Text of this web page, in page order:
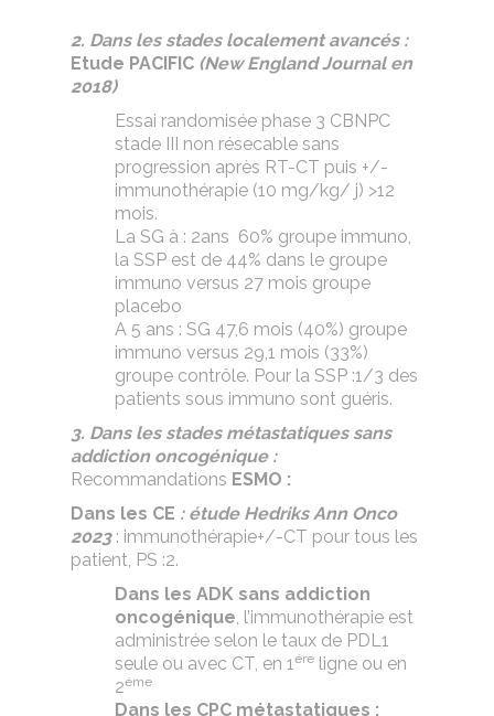
2. Dans les stades localement avancés :
Etude PACIFIC (New England Journal en
2018)
Essai randomisée phase 3 CBNPC
stade III non résecable sans
progression après RT-CT puis +/-
immunothérapie (10 mg/kg/ j) >12
mois.
La SG à : 2ans 60% groupe immuno,
la SSP est de 44% dans le groupe
immuno versus 27 mois groupe
placebo
A 5 ans : SG 47,6 mois (40%) groupe
immuno versus 29,1 mois (33%)
groupe contrôle. Pour la SSP :1/3 des
patients sous immuno sont guéris.
3. Dans les stades métastatiques sans
addiction oncogénique :
Recommandations ESMO :
Dans les CE : étude Hedriks Ann Onco
2023: immunothérapie+/-CT pour tous les
patient, PS :2.
Dans les ADK sans addiction
oncogénique, l’immunothérapie est
administrée selon le taux de PDL1
seule ou avec CT, en 1ére ligne ou en
2éme
Dans les CPC métastatiques :